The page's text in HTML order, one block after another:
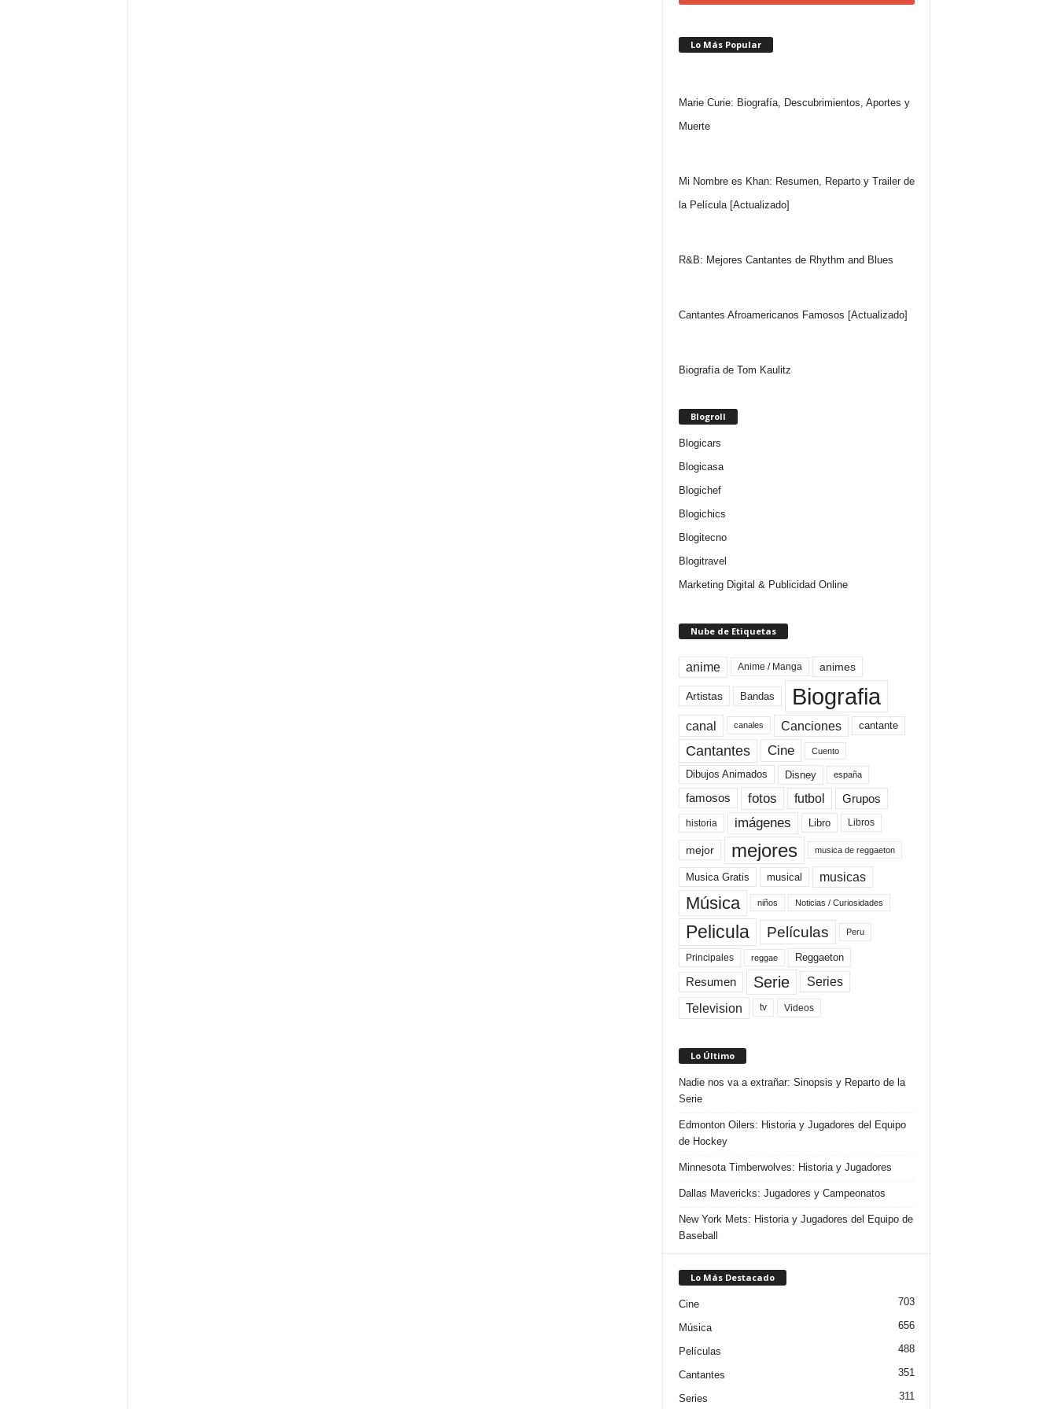
Lo Más Popular
Marie Curie: Biografía, Descubrimientos, Aportes y
Muerte
Mi Nombre es Khan: Resumen, Reparto y Trailer de
la Película [Actualizado]
R&B: Mejores Cantantes de Rhythm and Blues
Cantantes Afroamericanos Famosos [Actualizado]
Biografía de Tom Kaulitz
Blogroll
Blogicars
Blogicasa
Blogichef
Blogichics
Blogitecno
Blogitravel
Marketing Digital & Publicidad Online
Nube de Etiquetas
anime Anime / Manga animes
Artistas Bandas Biografia
canal canales Canciones cantante
Cantantes Cine Cuento
Dibujos Animados Disney españa
famosos fotos futbol Grupos
historia imágenes Libro Libros
mejor mejores musica de reggaeton
Musica Gratis musical musicas
Música niños Noticias / Curiosidades
Pelicula Películas Peru
Principales reggae Reggaeton
Resumen Serie Series
Television tv Videos
Lo Último
Nadie nos va a extrañar: Sinopsis y Reparto de la
Serie
Edmonton Oilers: Historia y Jugadores del Equipo
de Hockey
Minnesota Timberwolves: Historia y Jugadores
Dallas Mavericks: Jugadores y Campeonatos
New York Mets: Historia y Jugadores del Equipo de
Baseball
Lo Más Destacado
Cine 703
Música 656
Películas 488
Cantantes 351
Series 311